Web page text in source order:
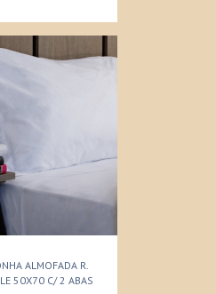
ALMOFADA R.
50X70 C/ 2 ABAS